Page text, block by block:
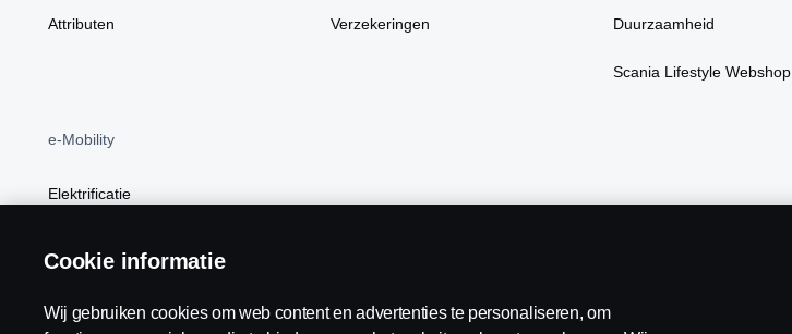
Attributen Verzekeringen Duurzaamheid
Scania Lifestyle Webshop
e-Mobility
Elektrificatie
Cookie informatie
Wij gebruiken cookies om web content en advertenties te personaliseren, om